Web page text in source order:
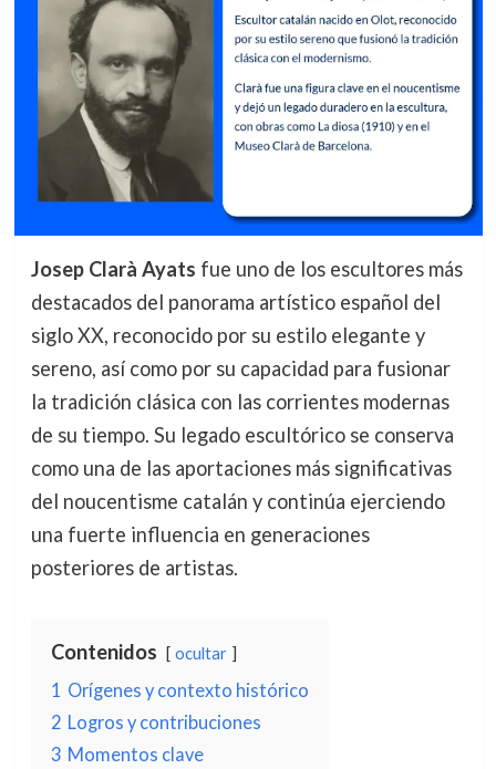
Josep Clarà Ayats fue uno de los escultores más
destacados del panorama artístico español del
siglo XX, reconocido por su estilo elegante y
sereno, así como por su capacidad para fusionar
la tradición clásica con las corrientes modernas
de su tiempo. Su legado escultórico se conserva
como una de las aportaciones más significativas
del noucentisme catalán y continúa ejerciendo
una fuerte influencia en generaciones
posteriores de artistas.
Contenidos ocultar
1 Orígenes y contexto histórico
2 Logros y contribuciones
3 Momentos clave